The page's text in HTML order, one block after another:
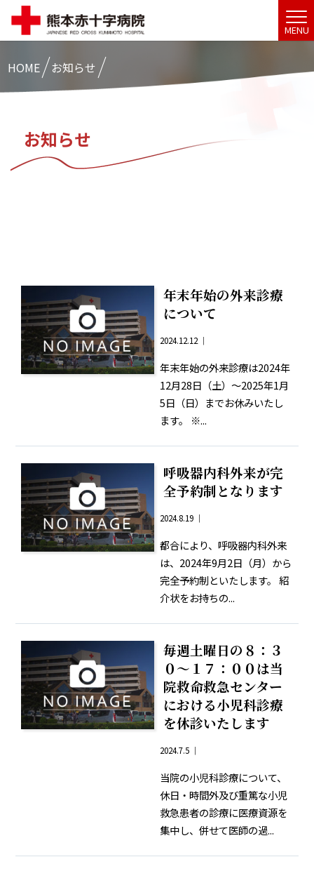
MENU
HOME お知らせ
お知らせ
年末年始の外来診療
について
2024.12.12 ｜
年末年始の外来診療は2024年
12月28日（土）〜2025年1月
5日（日）までお休みいたし
ます。 ※...
呼吸器内科外来が完
全予約制となります
2024.8.19 ｜
都合により、呼吸器内科外来
は、2024年9月2日（月）から
完全予約制といたします。 紹
介状をお持ちの...
毎週土曜日の８：３
０～１７：００は当
院救命救急センター
における小児科診療
を休診いたします
2024.7.5 ｜
当院の小児科診療について、
休日・時間外及び重篤な小児
救急患者の診療に医療資源を
集中し、併せて医師の過...